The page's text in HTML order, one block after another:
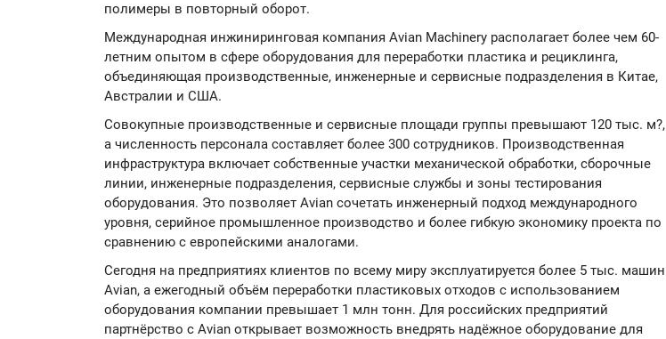
полимеры в повторный оборот.
Международная инжиниринговая компания Avian Machinery располагает более чем 60-
летним опытом в сфере оборудования для переработки пластика и рециклинга,
объединяющая производственные, инженерные и сервисные подразделения в Китае,
Австралии и США.
Совокупные производственные и сервисные площади группы превышают 120 тыс. м?,
а численность персонала составляет более 300 сотрудников. Производственная
инфраструктура включает собственные участки механической обработки, сборочные
линии, инженерные подразделения, сервисные службы и зоны тестирования
оборудования. Это позволяет Avian сочетать инженерный подход международного
уровня, серийное промышленное производство и более гибкую экономику проекта по
сравнению с европейскими аналогами.
Сегодня на предприятиях клиентов по всему миру эксплуатируется более 5 тыс. машин
Avian, а ежегодный объём переработки пластиковых отходов с использованием
оборудования компании превышает 1 млн тонн. Для российских предприятий
партнёрство с Avian открывает возможность внедрять надёжное оборудование для